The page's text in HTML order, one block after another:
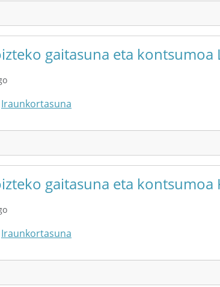
gaitasuna eta kontsumoa
Iraunkortasuna
gaitasuna eta kontsumoa
Iraunkortasuna